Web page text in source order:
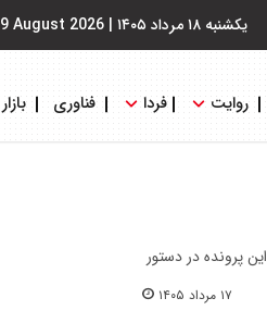
یکشنبه ۱۸ مرداد ۱۴۰۵ |
9 August 2026
روایت فردا فناوری بازار
در محدوده کلانتری ۱۰۵ سنایی بررسی این پرونده در دستور
۱۷ مرداد ۱۴۰۵